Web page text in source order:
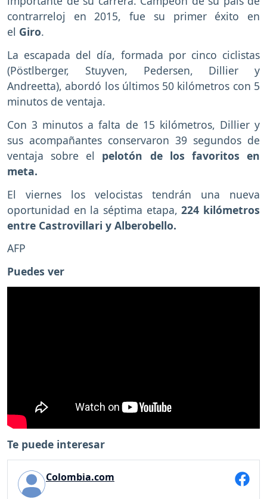
contrarreloj en 2015, fue su primer éxito en
el Giro.
La escapada del día, formada por cinco ciclistas
(Pöstlberger, Stuyven, Pedersen, Dillier y
Andreetta), abordó los últimos 50 kilómetros con 5
minutos de ventaja.
Con 3 minutos a falta de 15 kilómetros, Dillier y
sus acompañantes conservaron 39 segundos de
ventaja sobre el pelotón de los favoritos en
meta.
El viernes los velocistas tendrán una nueva
oportunidad en la séptima etapa, 224 kilómetros
entre Castrovillari y Alberobello.
AFP
Puedes ver
Te puede interesar
Colombia.com